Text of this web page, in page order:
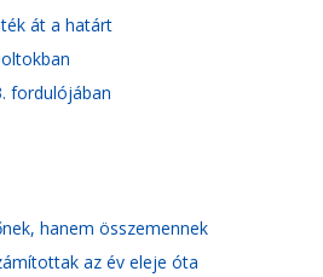
át a határt
fordulójában
hanem összemennek
az év eleje óta